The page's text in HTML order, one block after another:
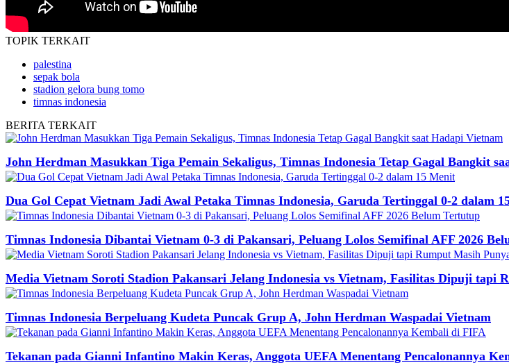
TOPIK TERKAIT
palestina
sepak bola
stadion gelora bung tomo
timnas indonesia
BERITA TERKAIT
John Herdman Masukkan Tiga Pemain Sekaligus, Timnas Indonesia Tetap Gagal Bangkit
Dua Gol Cepat Vietnam Jadi Awal Petaka Timnas Indonesia, Garuda Tertinggal 0-2 dalam
Timnas Indonesia Dibantai Vietnam 0-3 di Pakansari, Peluang Lolos Semifinal AFF 2026
Media Vietnam Soroti Stadion Pakansari Jelang Indonesia vs Vietnam, Fasilitas Dipuji tapi
Timnas Indonesia Berpeluang Kudeta Puncak Grup A, John Herdman Waspadai Vietnam
Tekanan pada Gianni Infantino Makin Keras, Anggota UEFA Menentang Pencalonannya